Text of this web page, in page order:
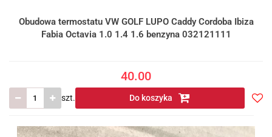
Obudowa termostatu VW GOLF LUPO Caddy Cordoba Ibiza
Fabia Octavia 1.0 1.4 1.6 benzyna 032121111
40.00
szt. Do koszyka